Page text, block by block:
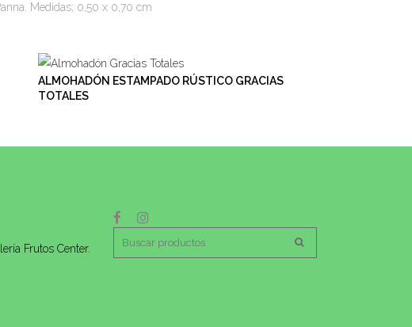
Medidas; 0,50 x 0,70 cm
ALMOHADÓN ESTAMPADO RÚSTICO GRACIAS
TOTALES
Frutos Center.